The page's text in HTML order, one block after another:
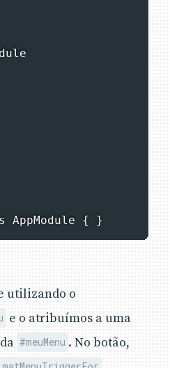
AppModule { }
utilizando o
e o atribuímos a uma
#meuMenu . No botão,